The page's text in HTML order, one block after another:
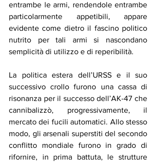
entrambe le armi, rendendole entrambe
particolarmente appetibili, appare
evidente come dietro il fascino politico
nutrito per tali armi si nascondano
semplicità di utilizzo e di reperibilità.
La politica estera dell’URSS e il suo
successivo crollo furono una cassa di
risonanza per il successo dell’AK-47 che
cannibalizzò, progressivamente, il
mercato dei fucili automatici. Allo stesso
modo, gli arsenali superstiti del secondo
conflitto mondiale furono in grado di
rifornire, in prima battuta, le strutture